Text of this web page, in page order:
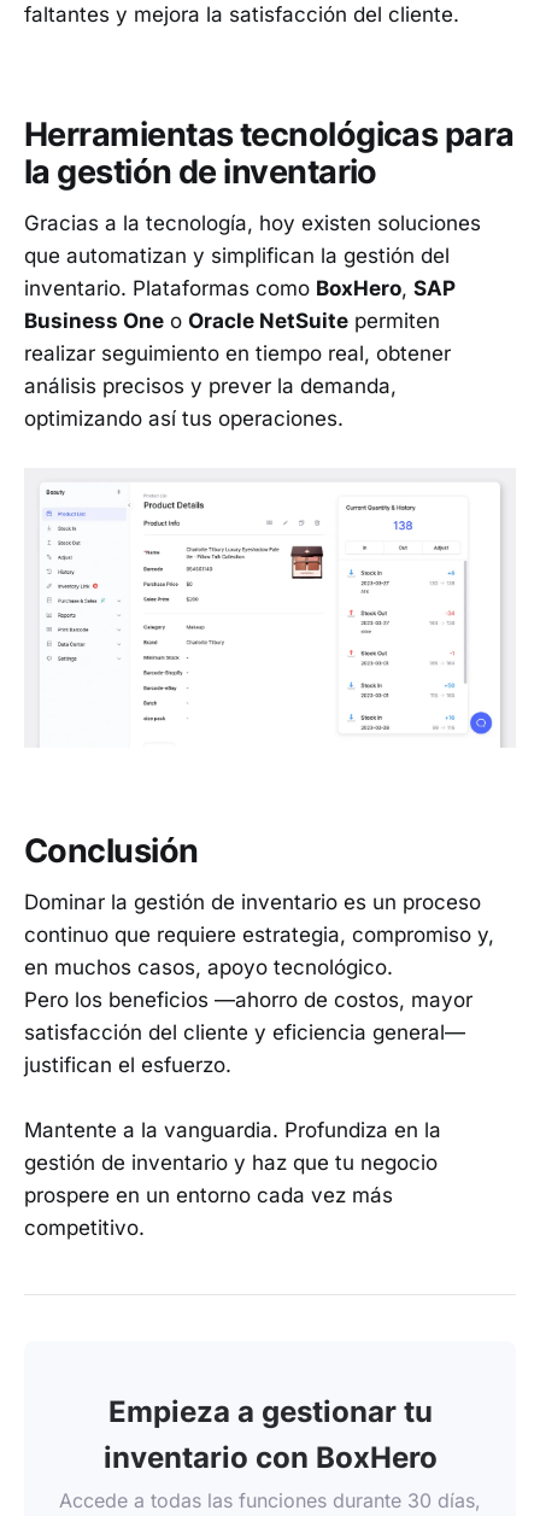
faltantes y mejora la satisfacción del cliente.
Herramientas tecnológicas para
la gestión de inventario
Gracias a la tecnología, hoy existen soluciones
que automatizan y simplifican la gestión del
inventario. Plataformas como BoxHero, SAP
Business One o Oracle NetSuite permiten
realizar seguimiento en tiempo real, obtener
análisis precisos y prever la demanda,
optimizando así tus operaciones.
Conclusión
Dominar la gestión de inventario es un proceso
continuo que requiere estrategia, compromiso y,
en muchos casos, apoyo tecnológico.
Pero los beneficios —ahorro de costos, mayor
satisfacción del cliente y eficiencia general—
justifican el esfuerzo.
Mantente a la vanguardia. Profundiza en la
gestión de inventario y haz que tu negocio
prospere en un entorno cada vez más
competitivo.
Empieza a gestionar tu
inventario con BoxHero
Accede a todas las funciones durante 30 días,